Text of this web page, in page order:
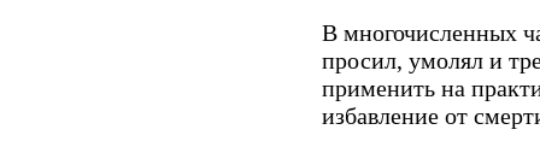
В многочисленных
просил, умолял и
применить на
избавление от